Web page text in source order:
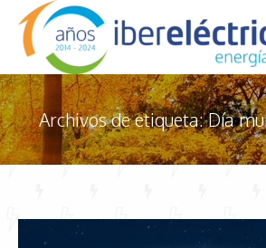
Archivos de etiqueta:Día
Estás